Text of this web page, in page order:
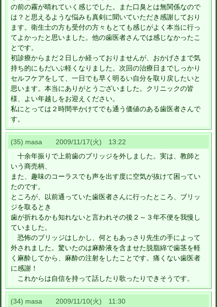
の前の霧が晴れていく感じでした。また口臭とは無関係なので
は？と思えるような悩みも真剣に聞いていただき感謝しており
ます。衛生士の方も受付の方々もとても感じがよく本当に行っ
てよかったと思いました。他の歯医者さんでは感じなかったこ
とです。
初診療からまだ２日しか経っておりませんが、おかげさまで気
持ち的にもだいぶ軽くなりました。次回の治療日までしっかり
セルフケアをして、一日でも早く明るい自分を取り戻したいと
思います。本当にありがとうございました。クリニックの皆
様、よい年越しをお迎えください。
私にとっては２時間半かけてでも通う価値のある歯医者さんで
す。
(35) masa 2009/11/17(火) 13:22
十余年振りで上前歯のブリッジを外しました。実は、教師と
いう商売柄、
また、趣味のコーラスでも声を出す度に空気が抜けて困ってい
たのです。
ところが、以前通っていた歯医者さんに行ったところ、ブリッ
ジを取るとき
歯が折れるかも知れないと言われその後２～３年不便を我慢し
ていました。
恐怖のブリッジはしかし、何ともあっさり先生の手によって
外されました。驚いたのは麻酔液を含ませた脱脂綿で歯茎を軽
く麻酔してから、麻酔の注射をしたことです。痛くない歯医者
に感謝！
これからは自信を持って話したり歌ったりできそうです。
(34) masa 2009/11/10(火) 11:30